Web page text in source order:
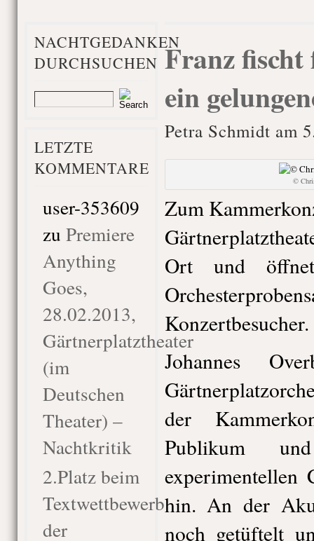
NACHTGEDANKEN
DURCHSUCHEN
LETZTE
KOMMENTARE
user-353609
zu Premiere
Anything
Goes,
28.02.2013,
Gärtnerplatztheater
(im
Deutschen
Theater) –
Nachtkritik
2.Platz beim
Textwettbewerb
der
Franz fischt
ein
Petra Schmidt am
©
Zum
Ort und
Konzertbesucher.
Johannes
der
Publikum
experimentellen
hin. An der
noch getüftelt